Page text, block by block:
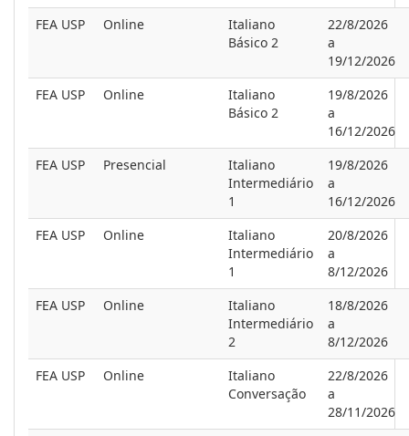
FEA USP
Online
Italiano
Básico 2
22/8/2026
a
19/12/2026
FEA USP
Online
Italiano
Básico 2
19/8/2026
a
16/12/2026
FEA USP
Presencial
Italiano
Intermediário
1
19/8/2026
a
16/12/2026
FEA USP
Online
Italiano
Intermediário
1
20/8/2026
a
8/12/2026
FEA USP
Online
Italiano
Intermediário
2
18/8/2026
a
8/12/2026
FEA USP
Online
Italiano
Conversação
22/8/2026
a
28/11/2026